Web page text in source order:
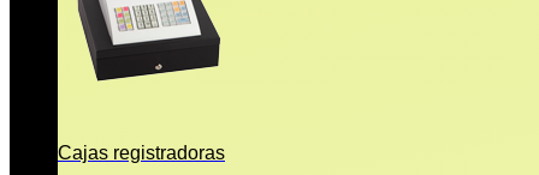
Cajas registradoras